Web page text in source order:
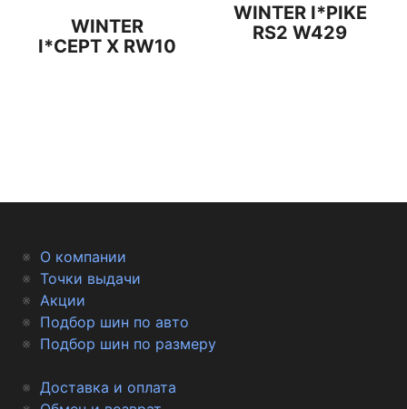
WINTER
I*CEPT X RW10
WINTER I*PIKE
RS2 W429
О компании
Точки выдачи
Акции
Подбор шин по авто
Подбор шин по размеру
Доставка и оплата